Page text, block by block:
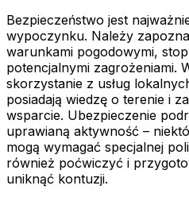
Bezpieczeństwo jest
wypoczynku. Należy
warunkami pogodowymi,
potencjalnymi zagrożeniami.
skorzystanie z usług
posiadają wiedzę o terenie i
wsparcie. Ubezpieczenie
uprawianą aktywność –
mogą wymagać specjalnej
również poćwiczyć i
uniknąć kontuzji.